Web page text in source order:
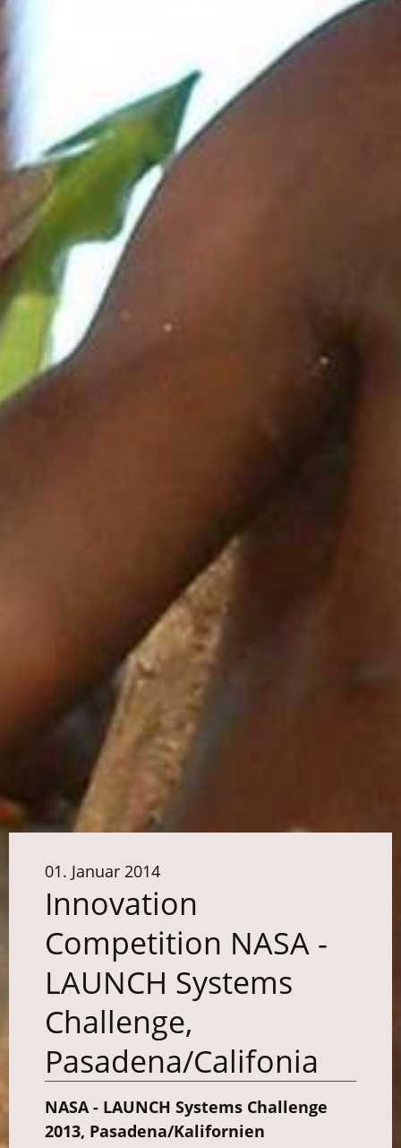
01. Januar 2014
Innovation
Competition NASA -
LAUNCH Systems
Challenge,
Pasadena/Califonia
NASA - LAUNCH Systems Challenge
2013, Pasadena/Kalifornien